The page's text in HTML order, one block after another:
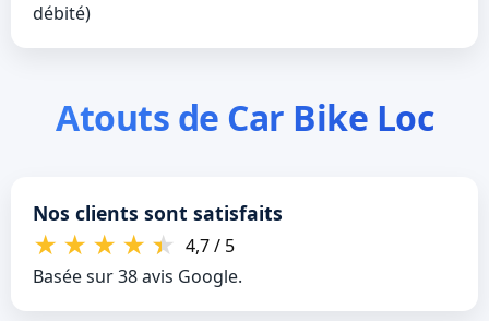
débité)
Atouts de Car Bike Loc
Nos clients sont satisfaits
★ ★ ★ ★ ★ 4,7 / 5
Basée sur 38 avis Google.